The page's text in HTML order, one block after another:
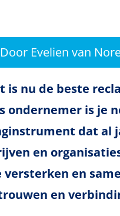
Evelien van
nu de beste
ondernemer is je
dat al
en
en
en